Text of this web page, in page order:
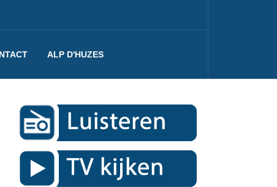
ALP D'HUZES